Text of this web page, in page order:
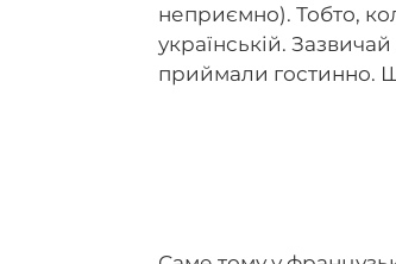
неприємно). Тобто,
українській.
приймали гостинно.